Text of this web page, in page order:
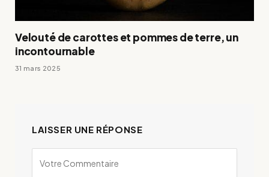
Velouté de carottes et pommes de terre, un
incontournable
31 mars 2025
LAISSER UNE RÉPONSE